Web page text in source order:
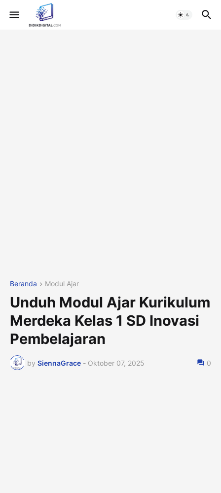
Beranda Modul Ajar
Unduh Modul Ajar Kurikulum
Merdeka Kelas 1 SD Inovasi
Pembelajaran
by SiennaGrace - Oktober 07, 2025 0